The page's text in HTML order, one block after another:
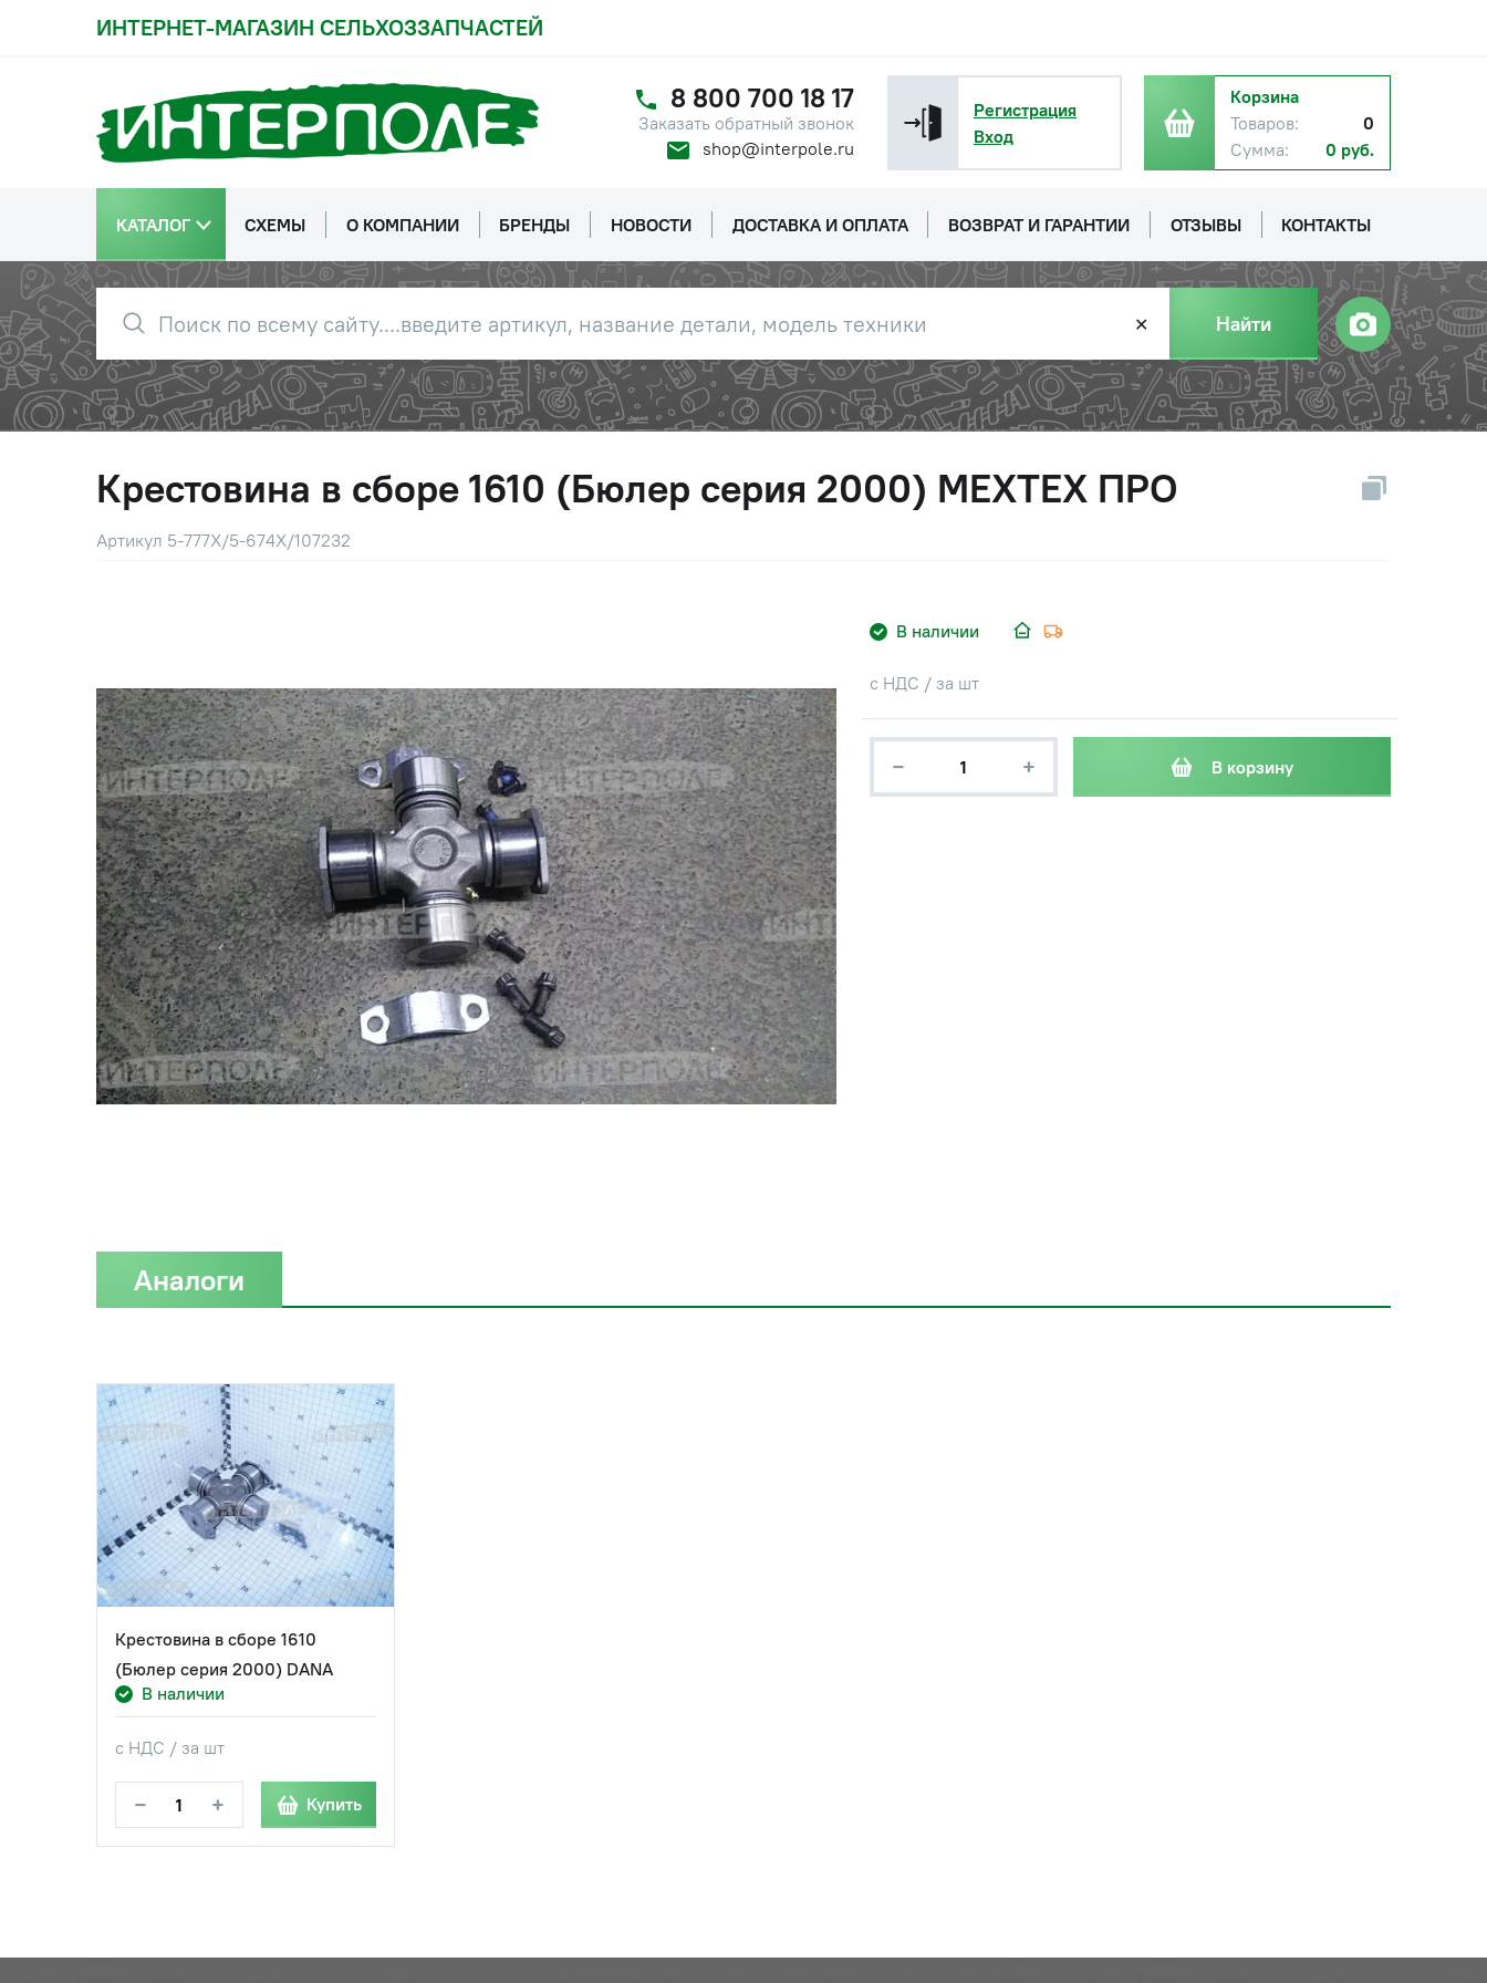
ИНТЕРНЕТ-МАГАЗИН СЕЛЬХОЗЗАПЧАСТЕЙ
8 800 700 18 17
Заказать обратный звонок
shop@interpole.ru
Регистрация
Вход
Корзина
Товаров:
0
Сумма:
0 руб.
КАТАЛОГ СХЕМЫ О КОМПАНИИ БРЕНДЫ НОВОСТИ ДОСТАВКА И ОПЛАТА ВОЗВРАТ И ГАРАНТИИ ОТЗЫВЫ КОНТАКТЫ
✕ Найти
Крестовина в сборе 1610 (Бюлер серия 2000) МЕХТЕХ ПРО
Артикул 5-777Х/5-674Х/107232
В наличии
с НДС / за шт
− + В корзину
Аналоги
Крестовина в сборе 1610
(Бюлер серия 2000) DANA
В наличии
с НДС / за шт
− + Купить